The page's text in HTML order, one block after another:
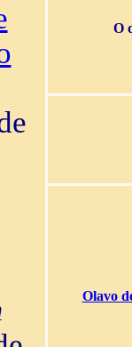
O
Olavo